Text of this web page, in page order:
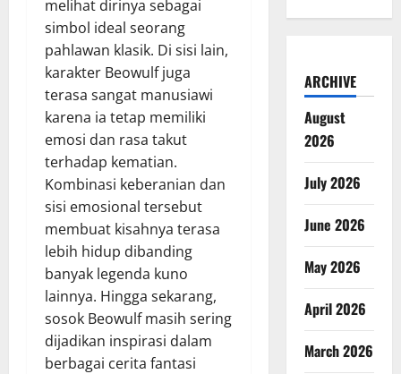
melihat dirinya sebagai
simbol ideal seorang
pahlawan klasik. Di sisi lain,
karakter Beowulf juga
terasa sangat manusiawi
karena ia tetap memiliki
emosi dan rasa takut
terhadap kematian.
Kombinasi keberanian dan
sisi emosional tersebut
membuat kisahnya terasa
lebih hidup dibanding
banyak legenda kuno
lainnya. Hingga sekarang,
sosok Beowulf masih sering
dijadikan inspirasi dalam
berbagai cerita fantasi
ARCHIVE
August
2026
July 2026
June 2026
May 2026
April 2026
March 2026